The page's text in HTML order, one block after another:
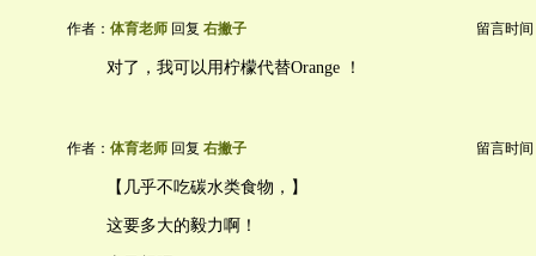
作者： 体育老师 回复 右撇子 留言时间
对了，我可以用柠檬代替Orange ！
作者： 体育老师 回复 右撇子 留言时间
【几乎不吃碳水类食物，】
这要多大的毅力啊！